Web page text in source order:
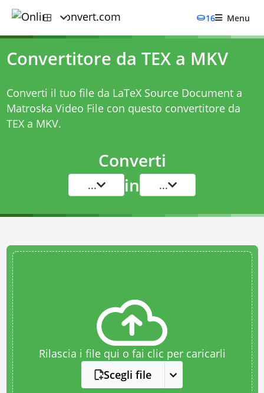
16 Menu
Convertitore da TEX a MKV
Converti il tuo file da LaTeX Source Document a
Matroska Video File con questo convertitore da
TEX a MKV.
Converti
... in ...
Rilascia i file qui o fai clic per caricarli
Scegli file